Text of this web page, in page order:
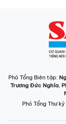
Phó Tổng Biên tập:
Trương Đức Nghĩa,
Phó Tổng Thư